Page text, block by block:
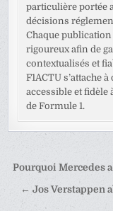
particulière portée
décisions
Chaque
rigoureux afin de
contextualisés et
F1ACTU s’attache
accessible et fidèle
de Formule 1.
Navigation
de
Pourquoi Mercedes
← Jos Verstappen